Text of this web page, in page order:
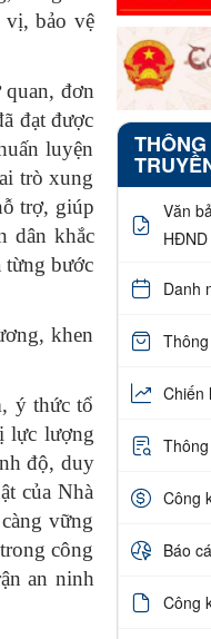
vị, bảo vệ
quan, đơn
đạt được
luyện
trò xung
trợ, giúp
dân khắc
từng bước
khen
ý thức tổ
lực lượng
độ, duy
của Nhà
vững
công
an ninh
Văn
Danh
Chiến
Công
Báo
Công